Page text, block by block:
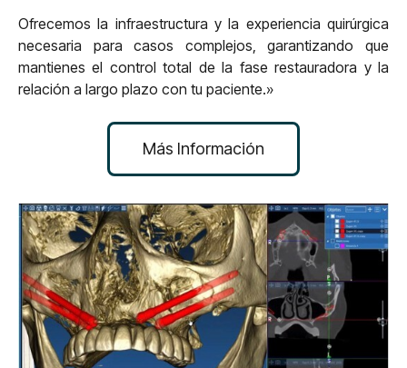
Ofrecemos la infraestructura y la experiencia quirúrgica
necesaria para casos complejos, garantizando que
mantienes el control total de la fase restauradora y la
relación a largo plazo con tu paciente.»
Más Información